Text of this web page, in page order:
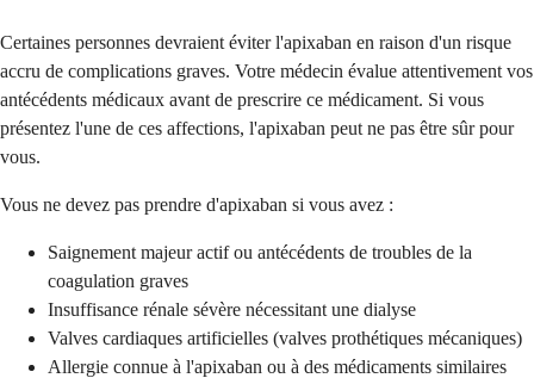
Certaines personnes devraient éviter l'apixaban en raison d'un risque
accru de complications graves. Votre médecin évalue attentivement vos
antécédents médicaux avant de prescrire ce médicament. Si vous
présentez l'une de ces affections, l'apixaban peut ne pas être sûr pour
vous.
Vous ne devez pas prendre d'apixaban si vous avez :
Saignement majeur actif ou antécédents de troubles de la
coagulation graves
Insuffisance rénale sévère nécessitant une dialyse
Valves cardiaques artificielles (valves prothétiques mécaniques)
Allergie connue à l'apixaban ou à des médicaments similaires